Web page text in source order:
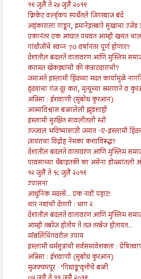
१९ जुलै ते २५ जुलै २०१९
क्रिकेट वर्ल्ड्कप स्पर्धेतले जिगरबाज बंदे
अहंकाराला गाडून, इमानेइतबारे सुखाचा उजेड
एकानंतर एक आघात पचवत आम्ही खचत
गांधीजींचे स्वप्न 70 वर्षानंतर पूर्ण होणार?
देशातील बदलते वातावरण आणि मुस्लिम
करामत खेकड्यांची की कंत्राटदाराची?
जमाअते इस्लामी हिंदच्या मदत कार्यामुळे
हृदयाचा गंज दूर करा, मृत्यूच्या स्मरणाने व
अन्निसा : ईशवाणी (सुबोध कुरआन)
आत्माविश्वास बळालेली झुंडशाही
इस्लामी सुरक्षित सावलीतली स्त्री
उज्ज्वल भविष्यासाठी जमात -ए-इस्लामी
ज़ायराचा विद्रोह नेमका कशाविरूद्ध?
देशातील बदलते वातावरण आणि मुस्लिम
पावसाच्या थेंबाइतकी का असेना डोळ्यांतली
१२ जुलै ते १८ जुलै २०१९
उपासना
आधुनिक मदरसे... एक नवी पहाट!
चार नद्यांची देणगी : भाग २
देशातील बदलते वातावरण आणि मुस्लिम
आम्ही तबरेज होतोय ते तज्ञ तरबेज होतायत...
मॉबलिंचिंगवरील उपाय
इस्लामी धर्मसुत्राची सर्वसमावेशकता :
अन्निसा : ईशवाणी (सुबोध कुरआन)
मुजफ्फरपूर : ‘गिधाडू’वृत्तीचे बळी